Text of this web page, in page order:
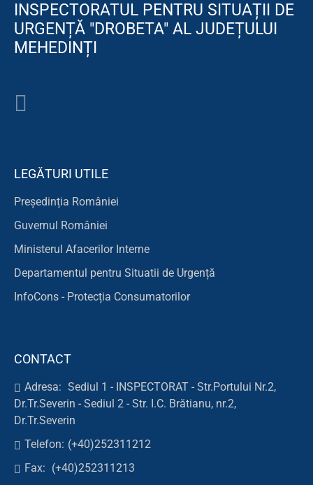
INSPECTORATUL PENTRU SITUAȚII DE
URGENȚĂ "DROBETA" AL JUDEȚULUI
MEHEDINȚI
LEGĂTURI UTILE
Președinția României
Guvernul României
Ministerul Afacerilor Interne
Departamentul pentru Situatii de Urgență
InfoCons - Protecția Consumatorilor
CONTACT
Adresa: Sediul 1 - INSPECTORAT - Str.Portului Nr.2,
Dr.Tr.Severin - Sediul 2 - Str. I.C. Brătianu, nr.2,
Dr.Tr.Severin
Telefon: (+40)252311212
Fax: (+40)252311213